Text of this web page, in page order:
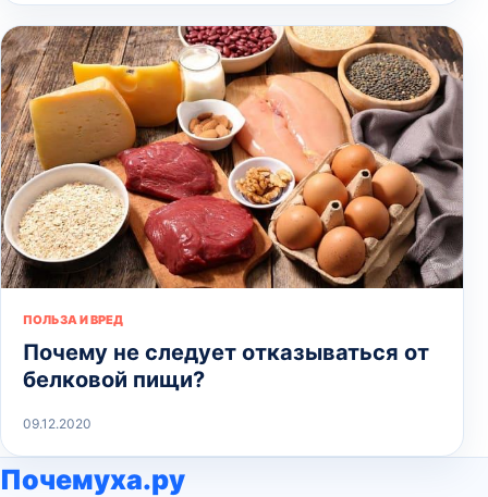
ПОЛЬЗА И ВРЕД
Почему не следует отказываться от
белковой пищи?
09.12.2020
Почемуха.ру